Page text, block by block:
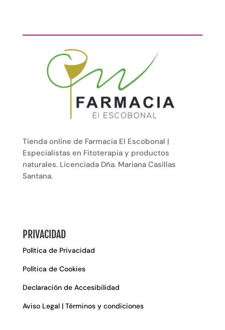
Tienda online de Farmacia El Escobonal |
Especialistas en Fitoterapia y productos
naturales. Licenciada Dña. Mariana Casillas
Santana.
PRIVACIDAD
Política de Privacidad
Política de Cookies
Declaración de Accesibilidad
Aviso Legal | Términos y condiciones